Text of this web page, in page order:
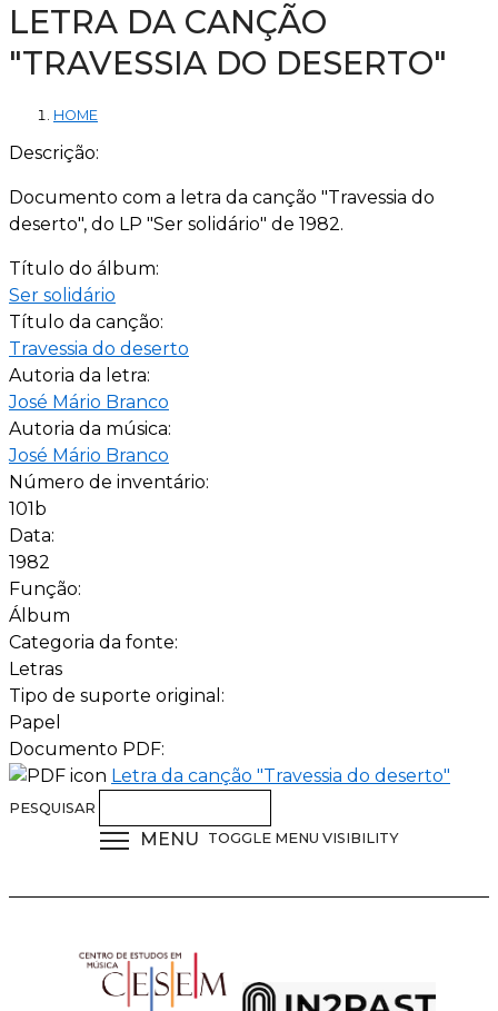
LETRA DA CANÇÃO
"TRAVESSIA DO DESERTO"
HOME
Descrição:
Documento com a letra da canção "Travessia do
deserto", do LP "Ser solidário" de 1982.
Título do álbum:
Ser solidário
Título da canção:
Travessia do deserto
Autoria da letra:
José Mário Branco
Autoria da música:
José Mário Branco
Número de inventário:
101b
Data:
1982
Função:
Álbum
Categoria da fonte:
Letras
Tipo de suporte original:
Papel
Documento PDF:
Letra da canção "Travessia do deserto"
PESQUISAR
MENU TOGGLE MENU VISIBILITY